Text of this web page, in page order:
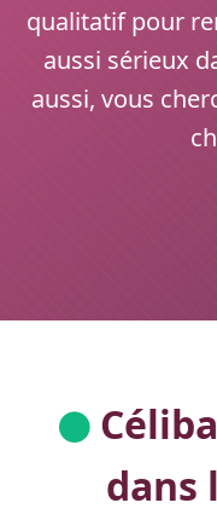
qualitatif pour
aussi sérieux
aussi, vous
dans